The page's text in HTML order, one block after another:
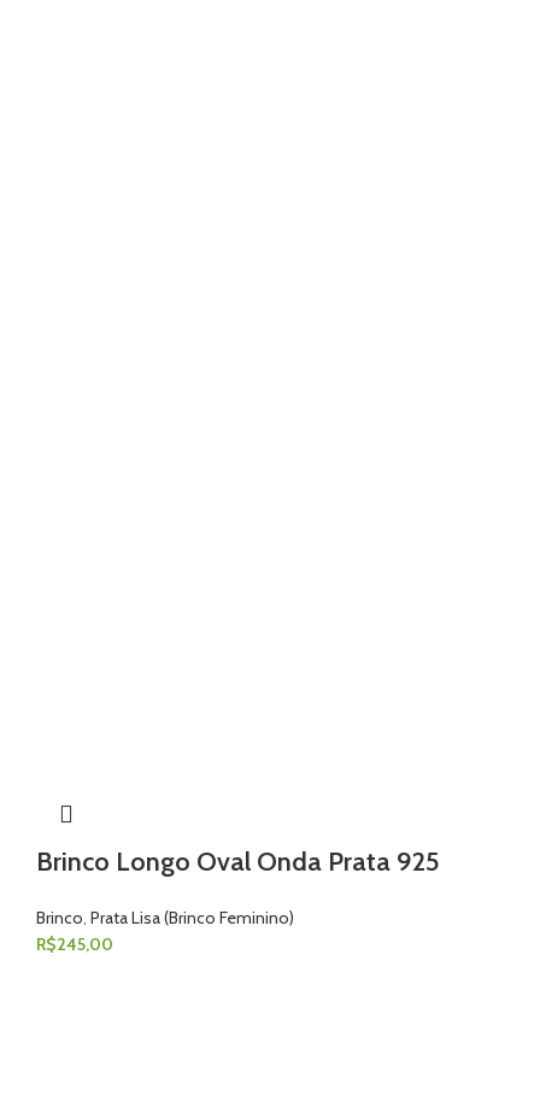
Brinco Longo Oval Onda Prata 925
Brinco Prata Lisa (Brinco Feminino)
R$245,00